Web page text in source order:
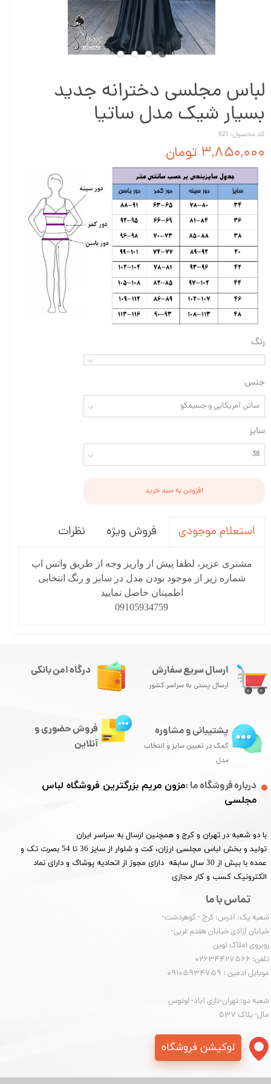
لباس مجلسی دخترانه جدید
بسیار شیک مدل ساتیا
کد محصول: 621
۳,۸۵۰,۰۰۰ تومان
رنگ
جنس
ساتن آمریکایی و جسیمکو
سایز
38
افزودن به سبد خرید
استعلام موجودی فروش ویژه نظرات
مشتری عزیز، لطفا پیش از واریز وجه از طریق واتس اپ
شماره زیر از موجود بودن مدل در سایز و رنگ انتخابی
اطمینان حاصل نمایید
09105934759
ارسال سریع سفارش
ارسال پستی به سراسر کشور
درباره فروشگاه ما :مزون مریم بزرگترین فروشگاه لباس
مجلسی
با دو شعبه در تهران و کرج و همچنین ارسال به سراسر ایران
تولید و بخش لباس مجلسی ارزان، کت و شلوار از سایز 36 تا 54 بصرت تک و
عمده با بیش از 30 سال سابقه دارای مجوز از اتحادیه پوشاک و دارای نماد
الکترونیک کسب و کار مجازی
تماس با ما
شعبه یک: آدرس: کرج - گوهردشت-
خیابان آزادی خیابان هفتم غربی-
روبروی املاک نوین
​​​​​​​تلفن: 02634427566
موبایل ادمین : 09105934759
شعبه دو: تهران-نازی آباد- لوتوس
مال- پلاک 537
درگاه امن بانکی
پشتیبانی و مشاوره
کمک در تعیین سایز و انتخاب
مدل
فروش حضوری و
آنلاین
لوکیشن فروشگاه